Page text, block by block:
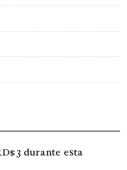
durante esta